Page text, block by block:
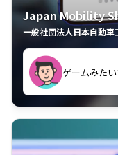
Japan Mobility
一般社団法人日本自動車
ゲームみた
久々のモー